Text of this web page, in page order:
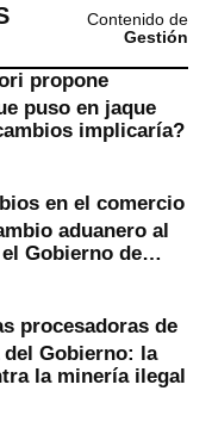
Contenido de
Gestión
propone
puso en jaque
implicaría?
en el comercio
aduanero al
Gobierno de
procesadoras de
Gobierno: la
la minería ilegal